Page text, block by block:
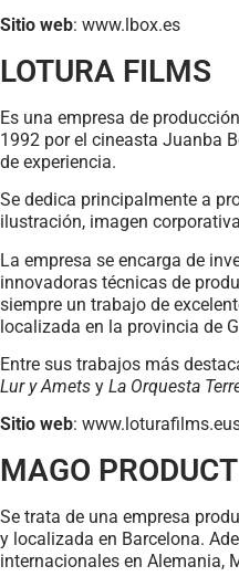
Sitio web: www.lbox.es
LOTURA FILMS
Es una empresa de
1992 por el cineasta Juanba
de experiencia.
Se dedica principalmente a
ilustración, imagen
La empresa se encarga de
innovadoras técnicas de
siempre un trabajo de
localizada en la provincia de
Entre sus trabajos más
Lur y Amets y La Orquesta
Sitio web:
MAGO
Se trata de una empresa
y localizada en Barcelona.
internacionales en Alemania,